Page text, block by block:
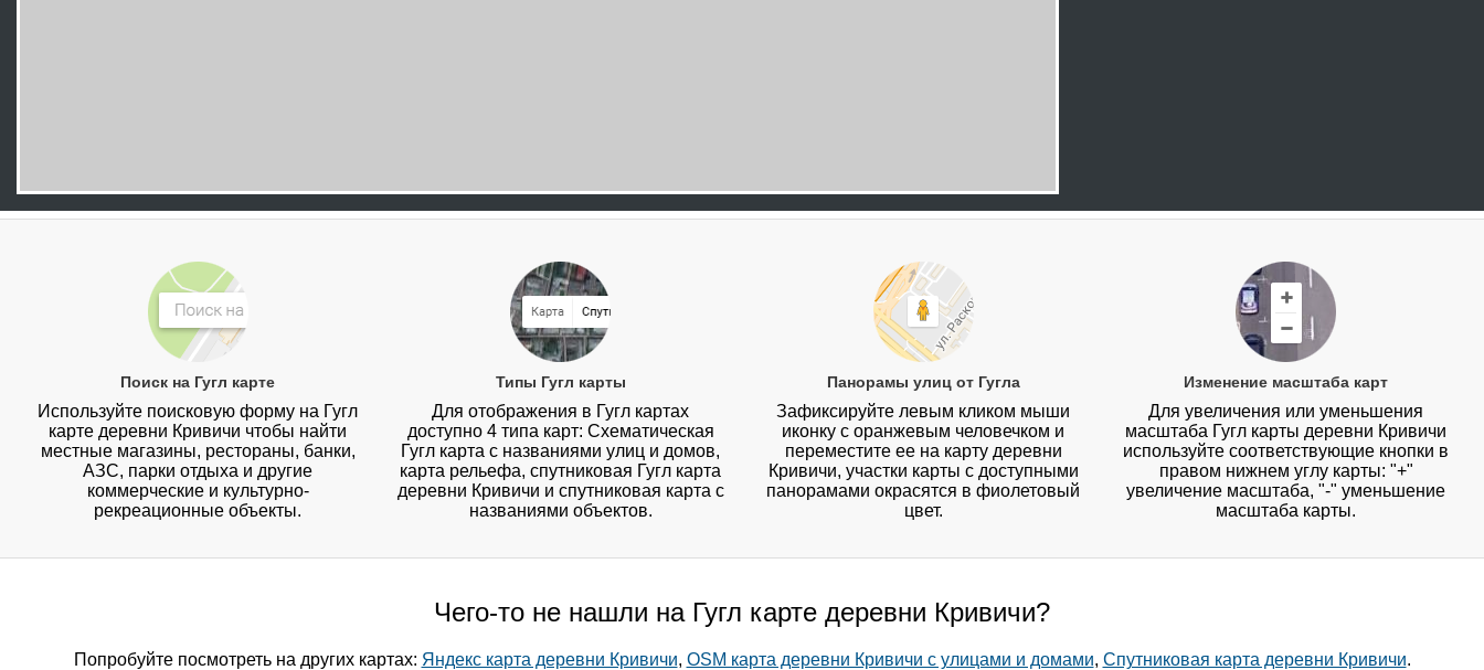
Поиск на Гугл карте
Используйте поисковую форму на Гугл
карте деревни Кривичи чтобы найти
местные магазины, рестораны, банки,
АЗС, парки отдыха и другие
коммерческие и культурно-
рекреационные объекты.
Типы Гугл карты
Для отображения в Гугл картах
доступно 4 типа карт: Схематическая
Гугл карта с названиями улиц и домов,
карта рельефа, спутниковая Гугл карта
деревни Кривичи и спутниковая карта с
названиями объектов.
Панорамы улиц от Гугла
Зафиксируйте левым кликом мыши
иконку с оранжевым человечком и
переместите ее на карту деревни
Кривичи, участки карты с доступными
панорамами окрасятся в фиолетовый
цвет.
Изменение масштаба карт
Для увеличения или уменьшения
масштаба Гугл карты деревни Кривичи
используйте соответствующие кнопки в
правом нижнем углу карты: "+"
увеличение масштаба, "-" уменьшение
масштаба карты.
Чего-то не нашли на Гугл карте деревни Кривичи?
Попробуйте посмотреть на других картах: Яндекс карта деревни Кривичи, OSM карта деревни Кривичи с улицами и домами, Спутниковая карта деревни Кривичи.